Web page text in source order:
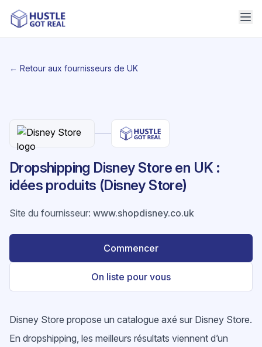
← Retour aux fournisseurs de UK
Dropshipping Disney Store en UK :
idées produits (Disney Store)
Site du fournisseur: www.shopdisney.co.uk
Commencer
On liste pour vous
Disney Store propose un catalogue axé sur Disney Store.
En dropshipping, les meilleurs résultats viennent d’un